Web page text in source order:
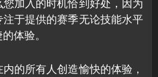
加入的时机恰到好处，因为
于提供的赛季无论技能水平
体验。
的所有人创造愉快的体验，